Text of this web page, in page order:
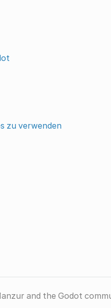
zu verwenden
and the Godot